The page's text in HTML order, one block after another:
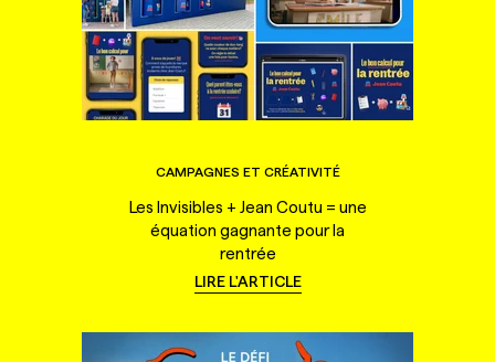
CAMPAGNES ET CRÉATIVITÉ
Les Invisibles + Jean Coutu = une
équation gagnante pour la
rentrée
LIRE L'ARTICLE